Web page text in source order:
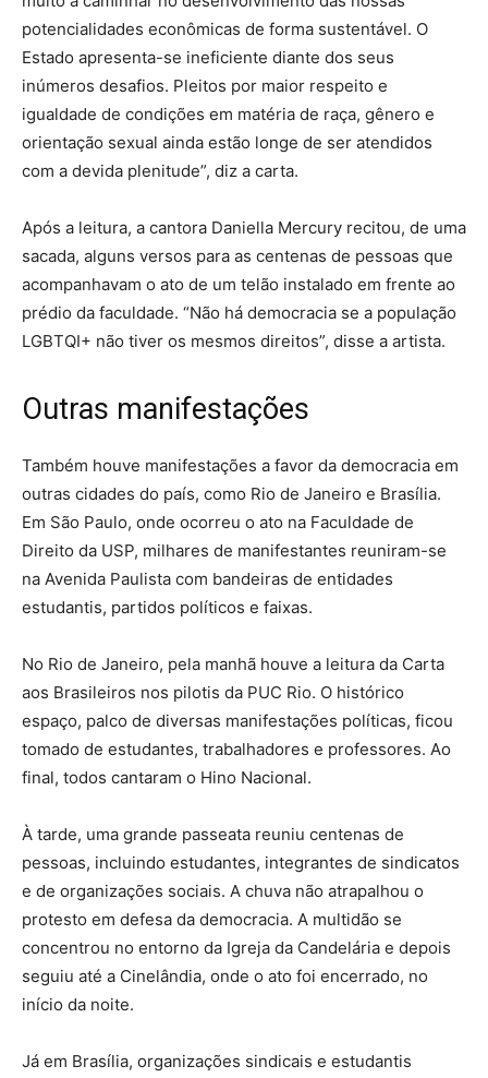
potencialidades econômicas de forma sustentável. O
Estado apresenta-se ineficiente diante dos seus
inúmeros desafios. Pleitos por maior respeito e
igualdade de condições em matéria de raça, gênero e
orientação sexual ainda estão longe de ser atendidos
com a devida plenitude”, diz a carta.
Após a leitura, a cantora Daniella Mercury recitou, de uma
sacada, alguns versos para as centenas de pessoas que
acompanhavam o ato de um telão instalado em frente ao
prédio da faculdade. “Não há democracia se a população
LGBTQI+ não tiver os mesmos direitos”, disse a artista.
Outras manifestações
Também houve manifestações a favor da democracia em
outras cidades do país, como Rio de Janeiro e Brasília.
Em São Paulo, onde ocorreu o ato na Faculdade de
Direito da USP, milhares de manifestantes reuniram-se
na Avenida Paulista com bandeiras de entidades
estudantis, partidos políticos e faixas.
No Rio de Janeiro, pela manhã houve a leitura da Carta
aos Brasileiros nos pilotis da PUC Rio. O histórico
espaço, palco de diversas manifestações políticas, ficou
tomado de estudantes, trabalhadores e professores. Ao
final, todos cantaram o Hino Nacional.
À tarde, uma grande passeata reuniu centenas de
pessoas, incluindo estudantes, integrantes de sindicatos
e de organizações sociais. A chuva não atrapalhou o
protesto em defesa da democracia. A multidão se
concentrou no entorno da Igreja da Candelária e depois
seguiu até a Cinelândia, onde o ato foi encerrado, no
início da noite.
Já em Brasília, organizações sindicais e estudantis